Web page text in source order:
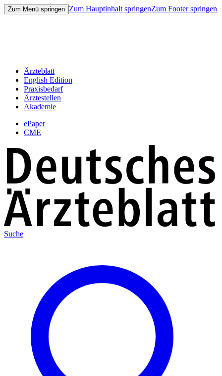
Zum Menü springen Zum Hauptinhalt springenZum Footer springen
Ärzteblatt
English Edition
Praxisbedarf
Ärztestellen
Akademie
ePaper
CME
Suche